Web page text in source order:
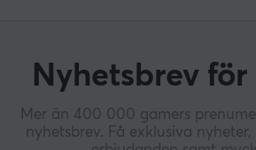
Nyhetsbrev
Mer än 400 000 gamers
nyhetsbrev. Få exklusiva